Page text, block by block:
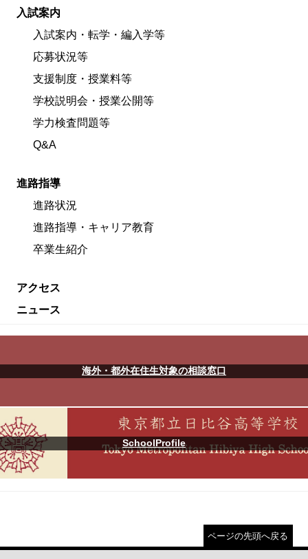
入試案内
入試案内・転学・編入学等
応募状況等
支援制度・授業料等
学校説明会・授業公開等
学力検査問題等
Q&A
進路指導
進路状況
進路指導・キャリア教育
卒業生紹介
アクセス
ニュース
海外・都外在住生対象の相談窓口
SchoolProfile
ページの先頭へ戻る